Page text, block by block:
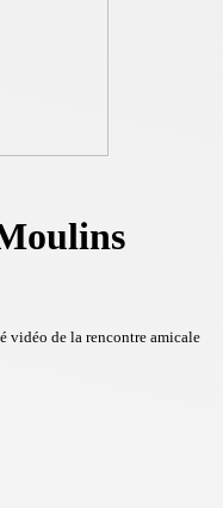
vidéo de la rencontre amicale